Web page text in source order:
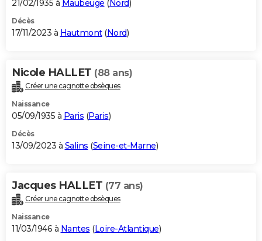
21/02/1935 à Maubeuge ( Nord)
Décès
17/11/2023 à Hautmont(Nord)
Nicole HALLET (88 ans)
Créer une cagnotte obsèques
Naissance
05/09/1935 à Paris (Paris)
Décès
13/09/2023 à Salins (Seine-et-Marne)
Jacques HALLET (77 ans)
Créer une cagnotte obsèques
Naissance
11/03/1946 à Nantes (Loire-Atlantique)